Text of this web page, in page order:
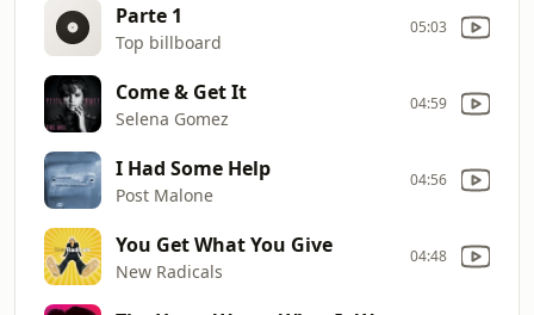
Parte 1
Top billboard
05:03
Come & Get It
Selena Gomez
04:59
I Had Some Help
Post Malone
04:56
You Get What You Give
New Radicals
04:48